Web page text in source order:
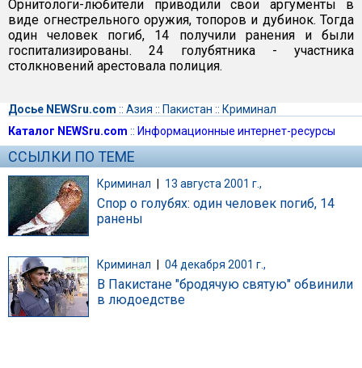
Орнитологи-любители приводили свои аргументы в
виде огнестрельного оружия, топоров и дубинок. Тогда
один человек погиб, 14 получили ранения и были
госпитализированы. 24 голубятника - участника
столкновений арестовала полиция.
Досье NEWSru.com :: Азия :: Пакистан :: Криминал
Каталог NEWSru.com :: Информационные интернет-ресурсы
ССЫЛКИ ПО ТЕМЕ
Криминал | 13 августа 2001 г.,
Спор о голубях: один человек погиб, 14
ранены
Криминал 04 декабря 2001 г.,
В Пакистане "бродячую святую" обвинили
в людоедстве